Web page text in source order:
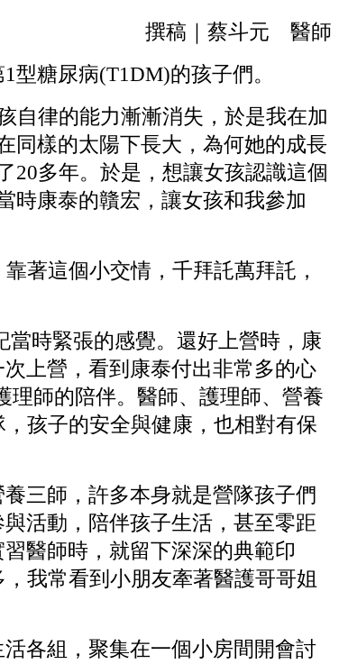
撰稿｜蔡斗元 醫師
糖尿病(T1DM)的孩子們。
律的能力漸漸消失，於是我在加
同樣的太陽下長大，為何她的成長
20多年。於是，想讓女孩認識這個
時康泰的贛宏，讓女孩和我參加
著這個小交情，千拜託萬拜託，
時緊張的感覺。還好上營時，康
上營，看到康泰付出非常多的心
理師的陪伴。醫師、護理師、營養
孩子的安全與健康，也相對有保
三師，許多本身就是營隊孩子們
活動，陪伴孩子生活，甚至零距
醫師時，就留下深深的典範印
我常看到小朋友牽著醫護哥哥姐
各組，聚集在一個小房間開會討